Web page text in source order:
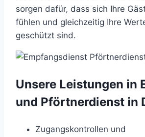
sorgen dafür, dass sich Ihre
fühlen und gleichzeitig Ihre
geschützt sind.
Unsere Leistungen in
und Pförtnerdienst in
Zugangskontrollen und